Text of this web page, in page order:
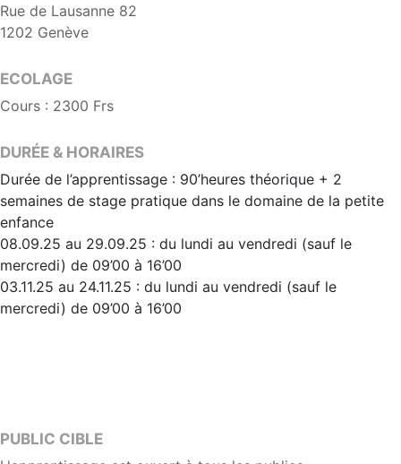
Rue de Lausanne 82
1202 Genève
ECOLAGE
Cours : 2300 Frs
DURÉE & HORAIRES
Durée de l’apprentissage : 90’heures théorique + 2
semaines de stage pratique dans le domaine de la petite
enfance
08.09.25 au 29.09.25 : du lundi au vendredi (sauf le
mercredi) de 09’00 à 16’00
03.11.25 au 24.11.25 : du lundi au vendredi (sauf le
mercredi) de 09’00 à 16’00
PUBLIC CIBLE